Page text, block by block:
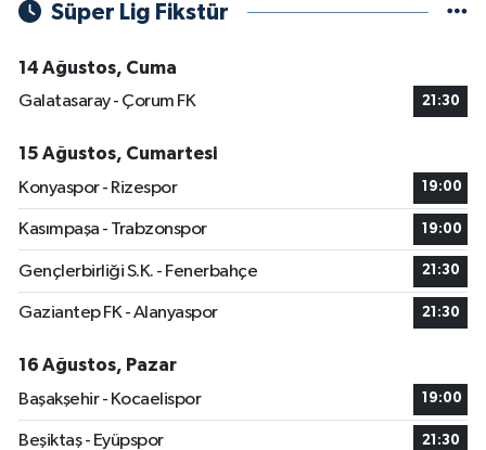
Süper Lig Fikstür
14 Ağustos, Cuma
Galatasaray - Çorum FK
21:30
15 Ağustos, Cumartesi
Konyaspor - Rizespor
19:00
Kasımpaşa - Trabzonspor 19:00
Gençlerbirliği S.K. - Fenerbahçe 21:30
Gaziantep FK - Alanyaspor 21:30
16 Ağustos, Pazar
Başakşehir - Kocaelispor
19:00
Beşiktaş - Eyüpspor 21:30